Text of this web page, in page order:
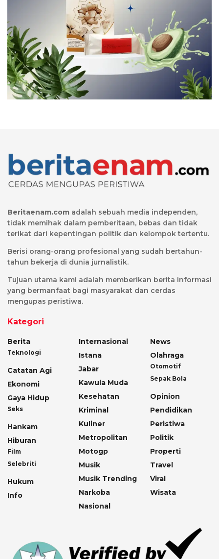
Beritaenam.com adalah sebuah media independen,
tidak memihak dalam pemberitaan, bebas dan tidak
terikat dari kepentingan politik dan kelompok tertentu.
Berisi orang-orang profesional yang sudah bertahun-
tahun bekerja di dunia jurnalistik.
Tujuan utama kami adalah memberikan berita informasi
yang bermanfaat bagi masyarakat dan cerdas
mengupas peristiwa.
Kategori
Berita
Teknologi
Catatan Agi
Ekonomi
Gaya Hidup
Seks
Hankam
Hiburan
Film
Selebriti
Hukum
Info
Internasional
Istana
Jabar
Kawula Muda
Kesehatan
Kriminal
Kuliner
Metropolitan
Motogp
Musik
Musik Trending
Narkoba
Nasional
News
Olahraga
Otomotif
Sepak Bola
Opinion
Pendidikan
Peristiwa
Politik
Properti
Travel
Viral
Wisata